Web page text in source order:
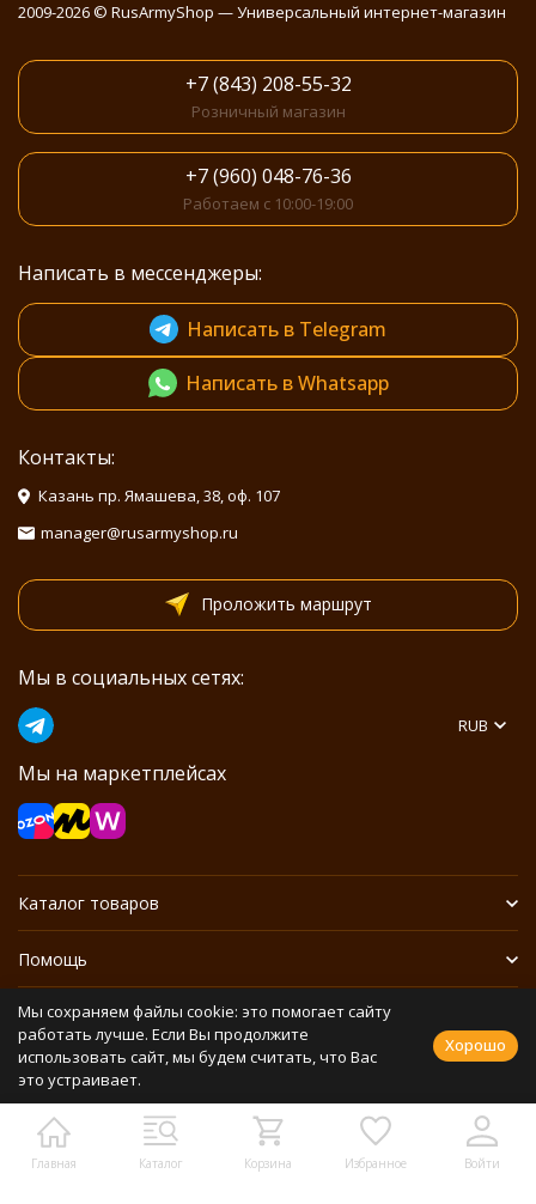
Главная Каталог Корзина Избранное Войти
2009-2026 © RusArmyShop — Универсальный интернет-магазин
+7 (843) 208-55-32
Розничный магазин
+7 (960) 048-76-36
Работаем с 10:00-19:00
Написать в мессенджеры:
Написать в Telegram
Написать в Whatsapp
Контакты:
Казань пр. Ямашева, 38, оф. 107
manager@rusarmyshop.ru
Проложить маршрут
Мы в социальных сетях:
Мы на маркетплейсах
RUB
Каталог товаров
Помощь
Информация
Политика персональных данных
Разработано в
bodysite.ru Webasyst —
Мы сохраняем файлы cookie: это помогает сайту
работать лучше. Если Вы продолжите
использовать сайт, мы будем считать, что Вас
это устраивает.
Хорошо